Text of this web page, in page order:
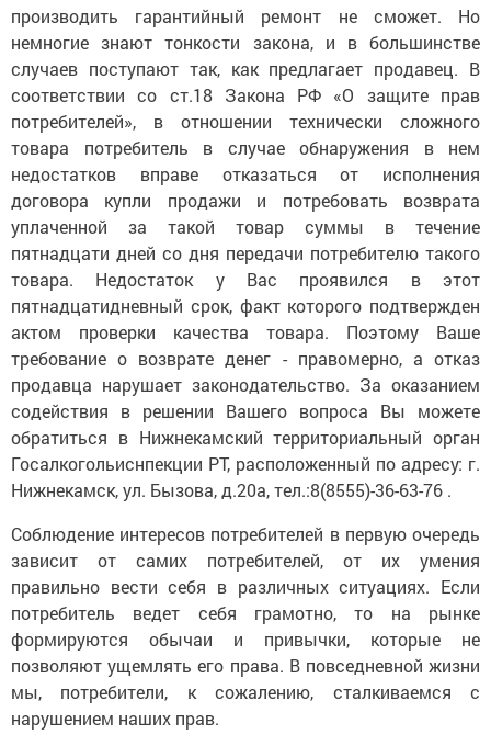
производить гарантийный ремонт не сможет. Но
немногие знают тонкости закона, и в большинстве
случаев поступают так, как предлагает продавец. В
соответствии со ст.18 Закона РФ «О защите прав
потребителей», в отношении технически сложного
товара потребитель в случае обнаружения в нем
недостатков вправе отказаться от исполнения
договора купли продажи и потребовать возврата
уплаченной за такой товар суммы в течение
пятнадцати дней со дня передачи потребителю такого
товара. Недостаток у Вас проявился в этот
пятнадцатидневный срок, факт которого подтвержден
актом проверки качества товара. Поэтому Ваше
требование о возврате денег - правомерно, а отказ
продавца нарушает законодательство. За оказанием
содействия в решении Вашего вопроса Вы можете
обратиться в Нижнекамский территориальный орган
Госалкогольиснпекции РТ, расположенный по адресу: г.
Нижнекамск, ул. Бызова, д.20а, тел.:8(8555)-36-63-76 .
Соблюдение интересов потребителей в первую очередь
зависит от самих потребителей, от их умения
правильно вести себя в различных ситуациях. Если
потребитель ведет себя грамотно, то на рынке
формируются обычаи и привычки, которые не
позволяют ущемлять его права. В повседневной жизни
мы, потребители, к сожалению, сталкиваемся с
нарушением наших прав.